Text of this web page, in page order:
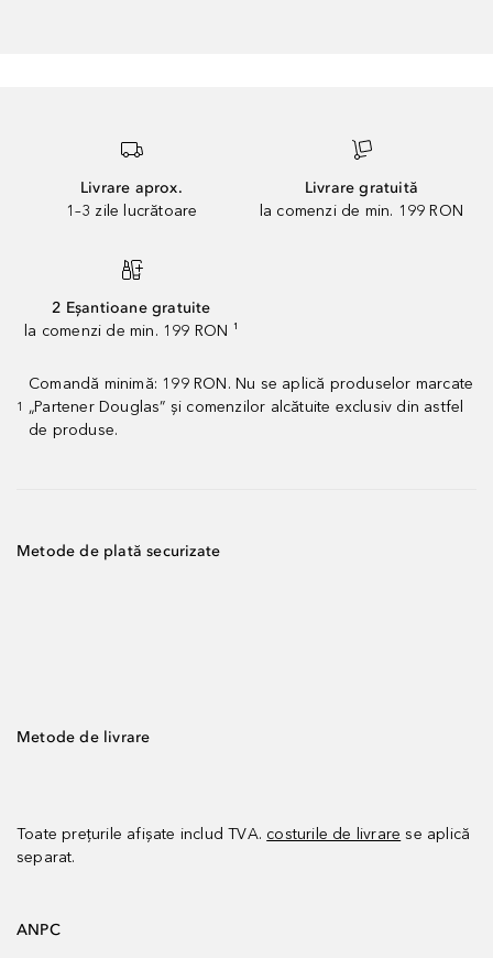
Livrare aprox.
1–3 zile lucrătoare
Livrare gratuită
la comenzi de min. 199 RON
2 Eșantioane gratuite
la comenzi de min. 199 RON ¹
1
Comandă minimă: 199 RON. Nu se aplică produselor marcate
„Partener Douglas” și comenzilor alcătuite exclusiv din astfel
de produse.
Metode de plată securizate
Metode de livrare
Toate prețurile afișate includ TVA. costurile de livrare se aplică
separat.
ANPC